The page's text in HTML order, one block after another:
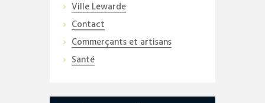
Ville Lewarde
Contact
Commerçants et artisans
Santé